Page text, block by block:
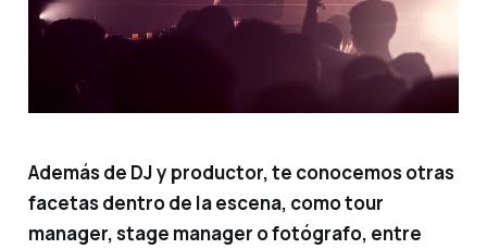
Además de DJ y productor, te conocemos otras
facetas dentro de la escena, como tour
manager, stage manager o fotógrafo, entre